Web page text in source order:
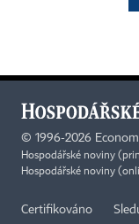
© 1996-2026
Hospodářské noviny
Hospodářské noviny
Certifikováno